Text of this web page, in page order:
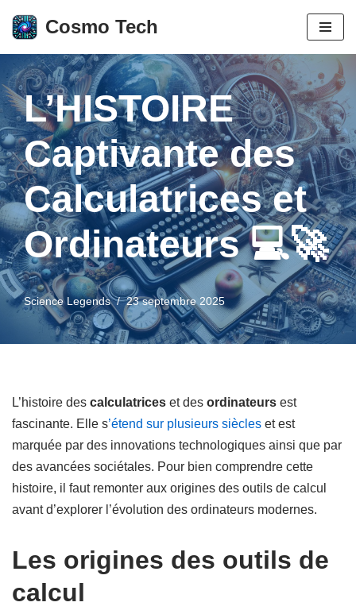
Aller
au
contenu
Cosmo Tech
L’HISTOIRE
Captivante des
Calculatrices et
Ordinateurs 💻🚀
Science Legends 23 septembre 2025
L’histoire des calculatrices et des ordinateurs est
fascinante. Elle s’étend sur plusieurs siècles et est
marquée par des innovations technologiques ainsi que par
des avancées sociétales. Pour bien comprendre cette
histoire, il faut remonter aux origines des outils de calcul
avant d’explorer l’évolution des ordinateurs modernes.
Les origines des outils de
calcul